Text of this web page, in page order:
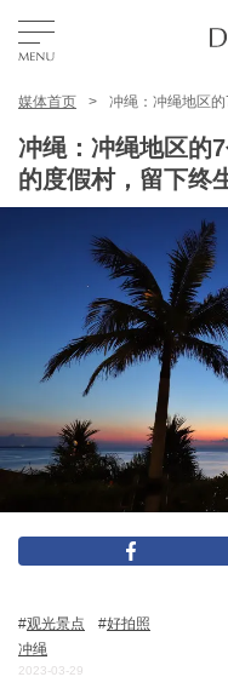
TOP
特色主题
简体中文
USD
关於DEEPLOG
隐私政策
媒体首页 冲绳：冲绳地区
冲绳：冲绳地区的
的度假村，留下终
观光景点
好拍照
冲绳
2023-03-29